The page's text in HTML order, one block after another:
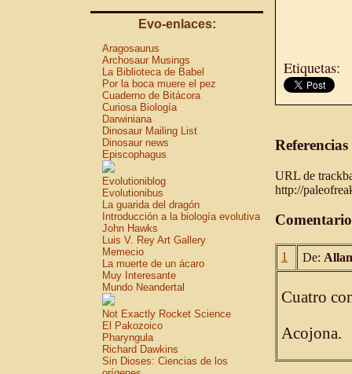
Evo-enlaces:
Aragosaurus
Archosaur Musings
La Biblioteca de Babel
Por la boca muere el pez
Cuaderno de Bitácora
Curiosa Biología
Darwiniana
Dinosaur Mailing List
Dinosaur news
Episcophagus
Evolutioniblog
Evolutionibus
La guarida del dragón
Introducción a la biología evolutiva
John Hawks
Luis V. Rey Art Gallery
Memecio
La muerte de un ácaro
Muy Interesante
Mundo Neandertal
Not Exactly Rocket Science
El Pakozoico
Pharyngula
Richard Dawkins
Sin Dioses: Ciencias de los
Etiquetas:
URL de
http://
1 De:
Cuatro
Acojona.